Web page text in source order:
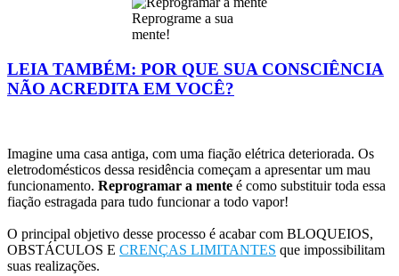
Reprograme a sua
mente!
LEIA TAMBÉM: POR QUE SUA CONSCIÊNCIA
NÃO ACREDITA EM VOCÊ?
Imagine uma casa antiga, com uma fiação elétrica deteriorada. Os
eletrodomésticos dessa residência começam a apresentar um mau
funcionamento. Reprogramar a mente é como substituir toda essa
fiação estragada para tudo funcionar a todo vapor!
O principal objetivo desse processo é acabar com BLOQUEIOS,
OBSTÁCULOS E CRENÇAS LIMITANTES que impossibilitam
suas realizações.